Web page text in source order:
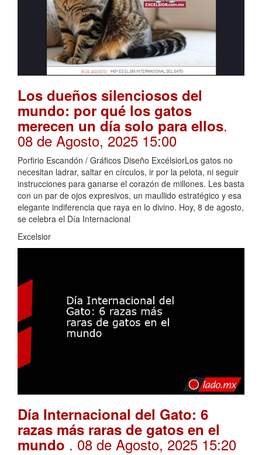
Los dueños silenciosos del
mundo: por qué los gatos
merecen un día solo para ellos.
08 de Agosto, 2025 15:00
Porfirio Escandón / Gráficos Diseño ExcélsiorLos gatos no
necesitan ladrar, saltar en círculos, ir por la pelota, ni seguir
instrucciones para ganarse el corazón de millones. Les basta
con un par de ojos expresivos, un maullido estratégico y esa
elegante indiferencia que raya en lo divino. Hoy, 8 de agosto,
se celebra el Día Internacional
Excelsior
Día Internacional del Gato: 6
razas más raras de gatos en el
mundo . 08 de Agosto, 2025 15:20